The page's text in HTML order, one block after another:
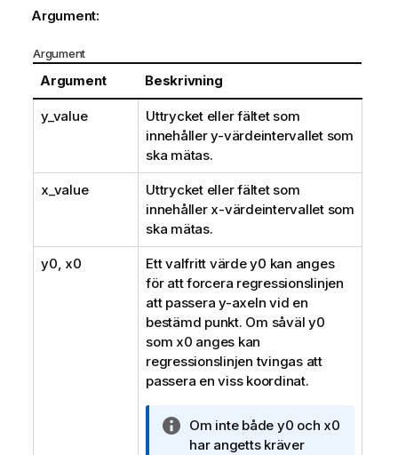
Argument:
Argument
Argument Beskrivning
y_value
Uttrycket eller fältet som
innehållery-värdeintervallet som
ska mätas.
x_value
Uttrycket eller fältet som
innehåller x-värdeintervallet som
ska mätas.
y0, x0 Ett valfritt värdey0 kan anges
för att forcera regressionslinjen
att passera y-axeln vid en
bestämd punkt. Om såväl y0
som x0 anges kan
regressionslinjen tvingas att
passera en viss koordinat.
A
n
Om inte både y0 och x0
har angetts kräver